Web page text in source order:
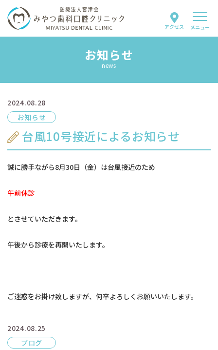
アクセス
お知らせ
news
2024.08.28
お知らせ
台風10号接近によるお知らせ
誠に勝手ながら8月30日（金）は台風接近のため
午前休診
とさせていただきます。
午後から診療を再開いたします。
ご迷惑をお掛け致しますが、何卒よろしくお願いいたします。
2024.08.25
ブログ
メニュー
診療案内
はじめての方へ
096-321-6450